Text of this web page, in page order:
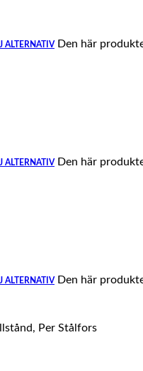
ALTERNATIV Den här
ALTERNATIV Den här
ALTERNATIV Den här
Per Stålfors